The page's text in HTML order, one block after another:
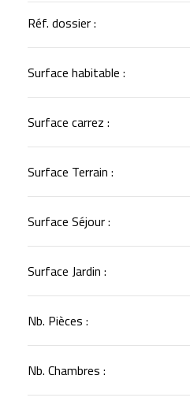
Réf. dossier :
Surface habitable :
Surface carrez :
Surface Terrain :
Surface Séjour :
Surface Jardin :
Nb. Pièces :
Nb. Chambres :